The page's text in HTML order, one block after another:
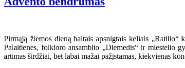
Pirmąją žiemos dieną baltais apsnigtais keliais
Palaitienės, folkloro ansamblio „Diemedis“ ir miestelio
artimas širdžiai, bet labai mažai pažįstamas, kiekvienas